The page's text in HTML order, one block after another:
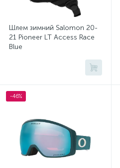
Шлем зимний Salomon 20-
21 Pioneer LT Access Race
Blue
-46%